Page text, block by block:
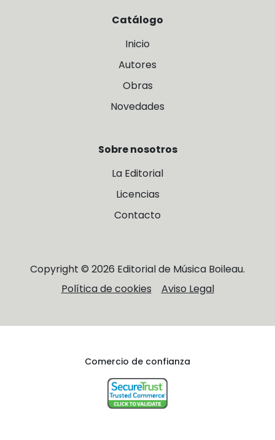
Catálogo
Inicio
Autores
Obras
Novedades
Sobre nosotros
La Editorial
Licencias
Contacto
Copyright © 2026 Editorial de Música Boileau.
Política de cookies
Aviso Legal
Comercio de confianza